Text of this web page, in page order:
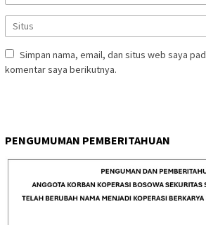
Simpan nama, email, dan situs web saya
komentar saya berikutnya.
PENGUMUMAN PEMBERITAHUAN